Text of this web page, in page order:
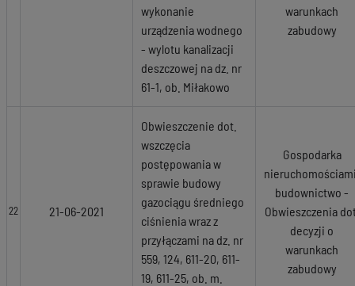
wykonanie
urządzenia wodnego
- wylotu kanalizacji
deszczowej na dz. nr
61-1, ob. Miłakowo
warunkach
zabudowy
22 21-06-2021
Obwieszczenie dot.
wszczęcia
postępowania w
sprawie budowy
gazociągu średniego
ciśnienia wraz z
przyłączami na dz. nr
559, 124, 611-20, 611-
19, 611-25, ob. m.
Gospodarka
budownictwo -
Obwieszczenia
decyzji o
warunkach
zabudowy